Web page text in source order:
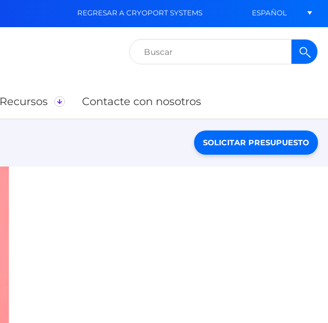
REGRESAR A CRYOPORT SYSTEMS ESPAÑOL
Buscar:
Recursos Contacte con nosotros
SOLICITAR PRESUPUESTO